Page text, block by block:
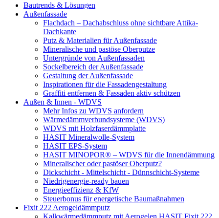
Bautrends & Lösungen
Außenfassade
Flachdach – Dachabschluss ohne sichtbare Attika-
Dachkante
Putz & Materialien für Außenfassade
Mineralische und pastöse Oberputze
Untergründe von Außenfassaden
Sockelbereich der Außenfassade
Gestaltung der Außenfassade
Inspirationen für die Fassadengestaltung
Graffiti entfernen & Fassaden aktiv schützen
Außen & Innen - WDVS
Mehr Infos zu WDVS anfordern
Wärmedämmverbundsysteme (WDVS)
WDVS mit Holzfaserdämmplatte
HASIT Mineralwolle-System
HASIT EPS-System
HASIT MINOPOR® – WDVS für die Innendämmung
Mineralischer oder pastöser Oberputz?
Dickschicht - Mittelschicht - Dünnschicht-Systeme
Niedrigenergie-ready bauen
Energieeffizienz & KfW
Steuerbonus für energetische Baumaßnahmen
Fixit 222 Aerogeldämmputz
Kalkwärmedämmputz mit Aerogelen HASIT Fixit 222